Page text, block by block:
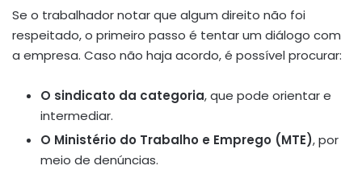
Se o trabalhador notar que algum direito não foi
respeitado, o primeiro passo é tentar um diálogo com
a empresa. Caso não haja acordo, é possível procurar:
O sindicato da categoria, que pode orientar e
intermediar.
O Ministério do Trabalho e Emprego (MTE), por
meio de denúncias.